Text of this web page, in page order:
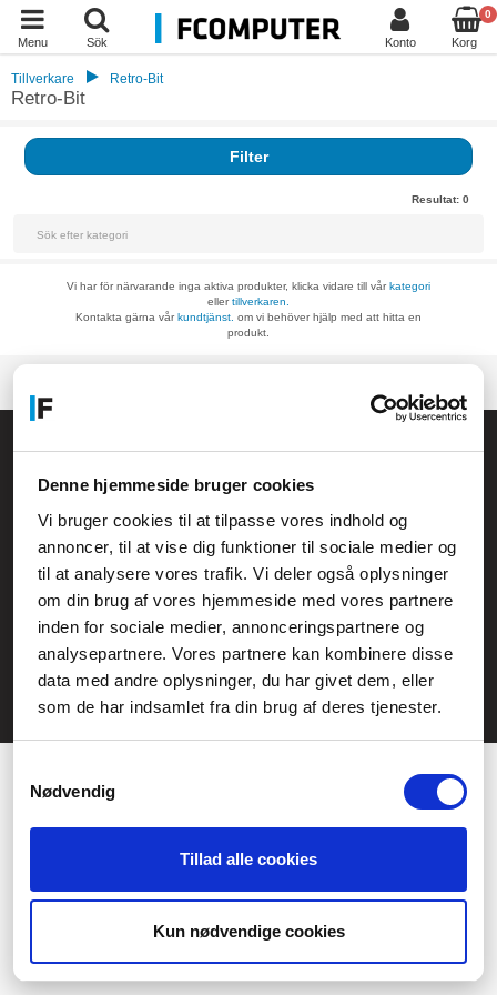
Denne hjemmeside bruger cookies
Vi bruger cookies til at tilpasse vores indhold og
annoncer, til at vise dig funktioner til sociale medier og
til at analysere vores trafik. Vi deler også oplysninger
om din brug af vores hjemmeside med vores partnere
inden for sociale medier, annonceringspartnere og
analysepartnere. Vores partnere kan kombinere disse
data med andre oplysninger, du har givet dem, eller
som de har indsamlet fra din brug af deres tjenester.
Nødvendig
Tillad alle cookies
Kun nødvendige cookies
Menu Sök Konto
0
Korg
Tillverkare Retro-Bit
Retro-Bit
Filter
Resultat: 0
Vi har för närvarande inga aktiva produkter, klicka vidare till vårkategori
ellertillverkaren.
Kontakta gärna vårkundtjänst. om vi behöver hjälp med att hitta en
produkt.
kundservice@fcomputer.se
Service- och reklamationsavdelningen:
service@fcomputer.se
Webbplatskarta
Kundcenter
3 veckors returrätt
Ångra köp
Skapa klagomål
Datasäkerhet/cookies